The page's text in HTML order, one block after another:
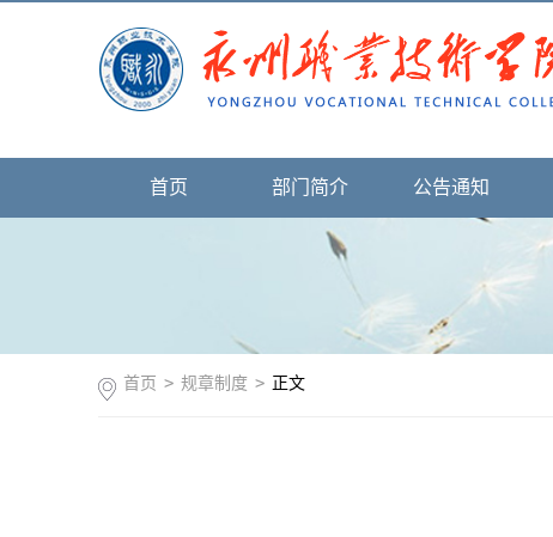
首页 部门简介 公告通知
首页 > 规章制度 > 正文